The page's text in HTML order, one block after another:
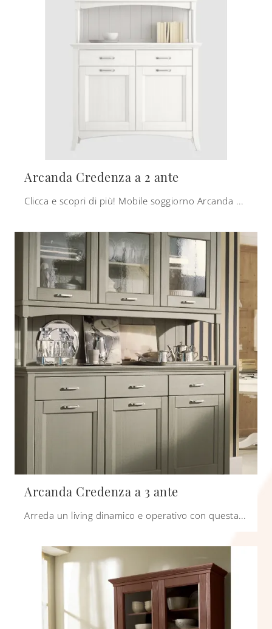
Arcanda Credenza a 2 ante
Clicca e scopri di più! Mobile soggiorno Arcanda Credenza a 2 ante di Scandola in legno: ti sta aspettando per completare le tue stanze classiche.
Arcanda Credenza a 3 ante
Arreda un living dinamico e operativo con questa madia Arcanda Credenza a 3 ante di Scandola: scopri le più belle Madie in legno laccato.